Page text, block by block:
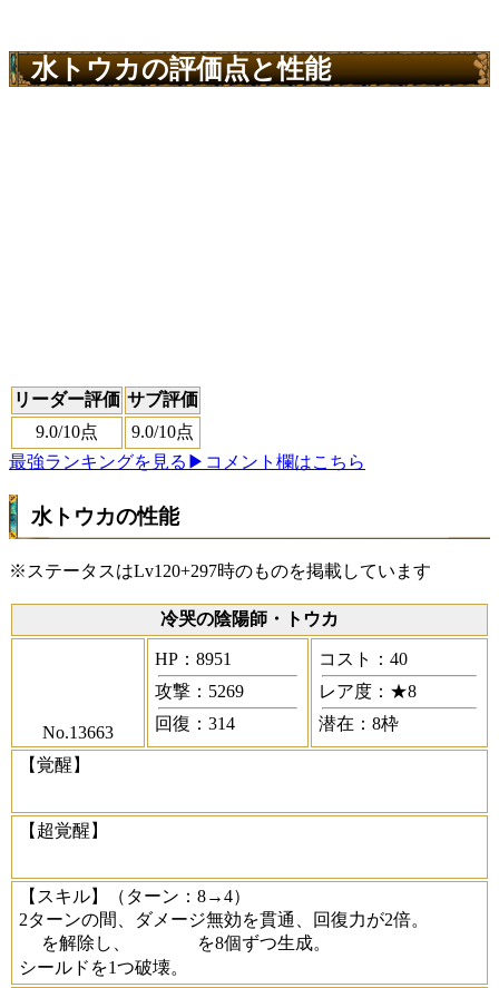
水トウカの評価点と性能
リーダー評価 サブ評価
9.0/10点 9.0/10点
最強ランキングを見る ▶コメント欄はこちら
水トウカの性能
※ステータスはLv120+297時のものを掲載しています
冷哭の陰陽師・トウカ
No.13663
HP：8951
攻撃：5269
回復：314
コスト：40
レア度：★8
潜在：8枠
【覚醒】
【超覚醒】
【スキル】
（ターン：8→4）
2ターンの間、ダメージ無効を貫通、回復力が2倍。
を解除し、
を8個ずつ生成。
シールドを1つ破壊。